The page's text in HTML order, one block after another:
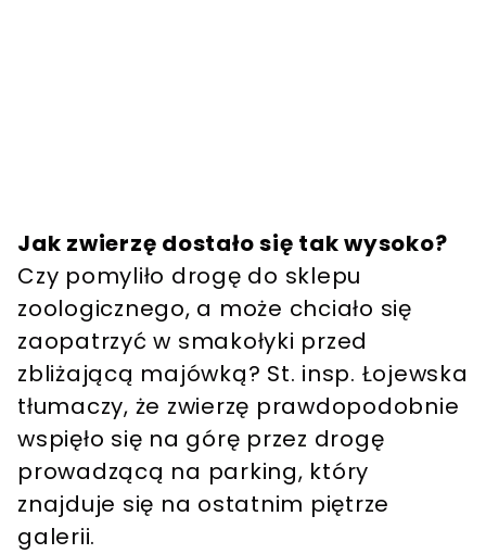
Jak zwierzę dostało się tak wysoko?
Czy pomyliło drogę do sklepu
zoologicznego, a może chciało się
zaopatrzyć w smakołyki przed
zbliżającą majówką? St. insp. Łojewska
tłumaczy, że zwierzę prawdopodobnie
wspięło się na górę przez drogę
prowadzącą na parking, który
znajduje się na ostatnim piętrze
galerii.